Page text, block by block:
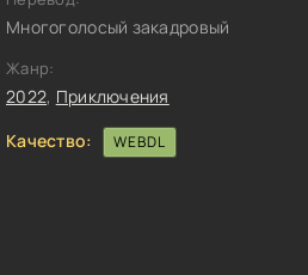
Многоголосый закадровый
Жанр:
2022, Приключения
Качество:
WEBDL